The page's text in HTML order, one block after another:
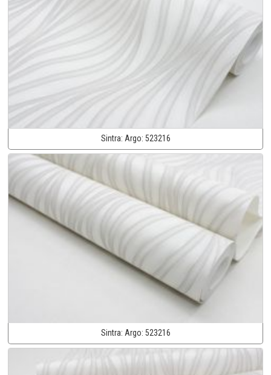
Sintra: Argo: 523216
Sintra: Argo: 523216